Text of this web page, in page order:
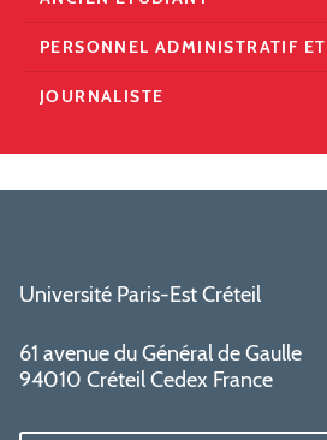
PERSONNEL ADMINISTRATIF
JOURNALISTE
Université Paris-Est Créteil
61 avenue du Général de Gaulle
94010 Créteil Cedex France